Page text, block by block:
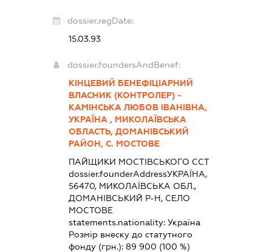
dossier.regDate:
15.03.93
dossier.foundersAndBenef:
КІНЦЕВИЙ БЕНЕФІЦІАРНИЙ
ВЛАСНИК (КОНТРОЛЕР) -
КАМІНСЬКА ЛЮБОВ ІВАНІВНА,
УКРАЇНА , МИКОЛАЇВСЬКА
ОБЛАСТЬ, ДОМАНІВСЬКИЙ
РАЙОН, С. МОСТОВЕ
ПАЙЩИКИ МОСТІВСЬКОГО ССТ
dossier.founderAddressУКРАЇНА,
56470, МИКОЛАЇВСЬКА ОБЛ.,
ДОМАНІВСЬКИЙ Р-Н, СЕЛО
МОСТОВЕ
statements.nationality: Україна
Розмір внеску до статутного
фонду (грн.): 89 900 (100 %)